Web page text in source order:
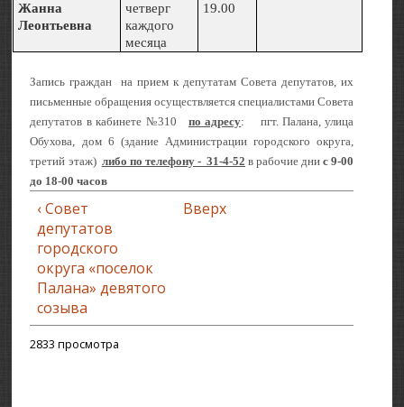
Жанна
Леонтьевна
четверг
каждого
месяца
19.00
Запись граждан на прием к депутатам Совета депутатов, их
письменные обращения осуществляется специалистами Совета
депутатов в кабинете №310 по адресу: пгт. Палана, улица
Обухова, дом 6 (здание Администрации городского округа,
третий этаж) либо по телефону - 31-4-52 в рабочие днис 9-00
до 18-00 часов
‹ Совет
депутатов
городского
округа «поселок
Палана» девятого
созыва
Вверх
2833 просмотра